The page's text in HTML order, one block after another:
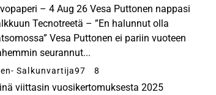
– 4 Aug 26 Vesa Puttonen nappasi
Tecnotreetä – ”En halunnut olla
Vesa Puttonen ei pariin vuoteen
seurannut...
- Salkunvartija97 8
viittasin vuosikertomuksesta 2025